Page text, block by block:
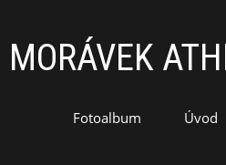
MORÁVEK
Fotoalbum Úvod